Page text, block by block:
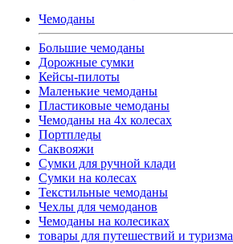
Чемоданы
Большие чемоданы
Дорожные сумки
Кейсы-пилоты
Маленькие чемоданы
Пластиковые чемоданы
Чемоданы на 4х колесах
Портпледы
Саквояжи
Сумки для ручной клади
Сумки на колесах
Текстильные чемоданы
Чехлы для чемоданов
Чемоданы на колесиках
товары для путешествий и туризма